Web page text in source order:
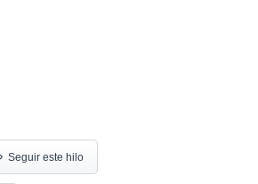
Seguir este hilo